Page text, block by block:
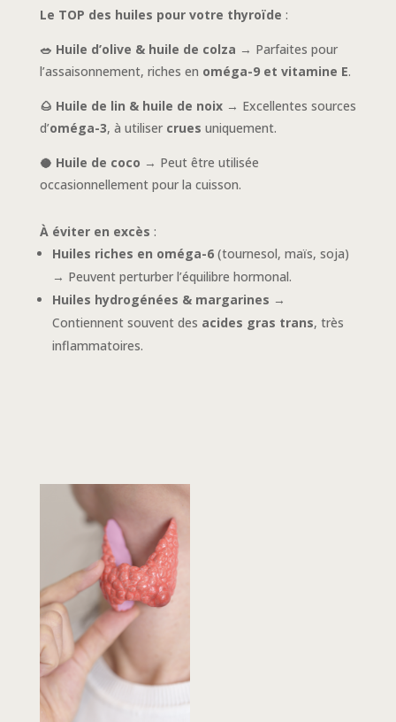
Le TOP des huiles pour votre thyroïde :
🥗 Huile d’olive & huile de colza → Parfaites pour
l’assaisonnement, riches en oméga-9 et vitamine E.
🌰 Huile de lin & huile de noix→ Excellentes sources
d’oméga-3, à utiliser crues uniquement.
🥥 Huile de coco → Peut être utilisée
occasionnellement pour la cuisson.
À éviter en excès :
Huiles riches en oméga-6(tournesol, maïs, soja)
→ Peuvent perturber l’équilibre hormonal.
Huiles hydrogénées & margarines →
Contiennent souvent des acides gras trans, très
inflammatoires.